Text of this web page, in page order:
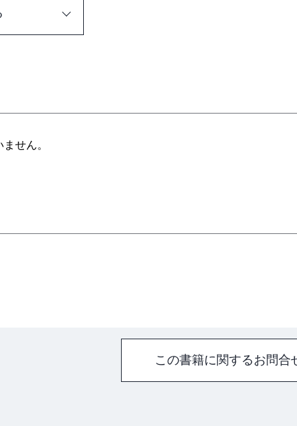
を知っておこう
の概要
ボを駆動するセンササーボ学習用ロボを設計しよう
解する
の設計トランジスタについてのお話もあるよ
せん。
この書籍に関するお問合